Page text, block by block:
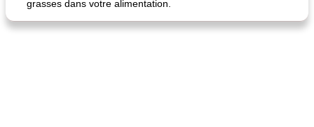
grasses dans votre alimentation.